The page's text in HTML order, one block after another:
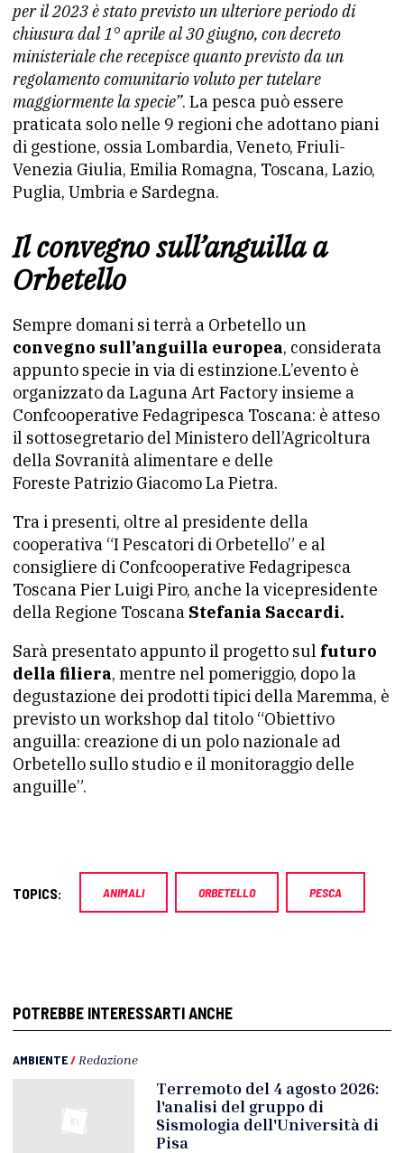
per il 2023 è stato previsto un ulteriore periodo di
chiusura dal 1° aprile al 30 giugno, con decreto
ministeriale che recepisce quanto previsto da un
regolamento comunitario voluto per tutelare
maggiormente la specie”. La pesca può essere
praticata solo nelle 9 regioni che adottano piani
di gestione, ossia Lombardia, Veneto, Friuli-
Venezia Giulia, Emilia Romagna, Toscana, Lazio,
Puglia, Umbria e Sardegna.
Il convegno sull’anguilla a
Orbetello
Sempre domani si terrà a Orbetello un
convegno sull’anguilla europea, considerata
appunto specie in via di estinzione.L’evento è
organizzato da Laguna Art Factory insieme a
Confcooperative Fedagripesca Toscana: è atteso
il sottosegretario del Ministero dell’Agricoltura
della Sovranità alimentare e delle
Foreste Patrizio Giacomo La Pietra.
Tra i presenti, oltre al presidente della
cooperativa “I Pescatori di Orbetello” e al
consigliere di Confcooperative Fedagripesca
Toscana Pier Luigi Piro, anche la vicepresidente
della Regione Toscana Stefania Saccardi.
Sarà presentato appunto il progetto sul futuro
della filiera, mentre nel pomeriggio, dopo la
degustazione dei prodotti tipici della Maremma, è
previsto un workshop dal titolo “Obiettivo
anguilla: creazione di un polo nazionale ad
Orbetello sullo studio e il monitoraggio delle
anguille”.
TOPICS: ANIMALI ORBETELLO PESCA
POTREBBE INTERESSARTI ANCHE
AMBIENTE/ Redazione
Terremoto del 4 agosto 2026:
l'analisi del gruppo di
Sismologia dell'Università di
Pisa